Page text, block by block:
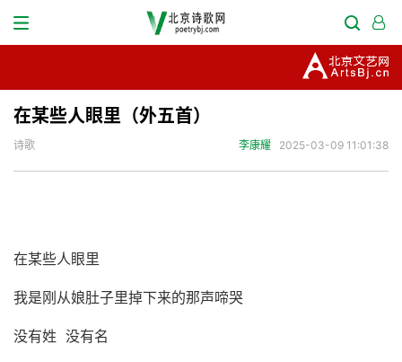
在某些人眼里（外五首）
诗歌 李康耀 2025-03-09 11:01:38
在某些人眼里
我是刚从娘肚子里掉下来的那声啼哭
没有姓 没有名